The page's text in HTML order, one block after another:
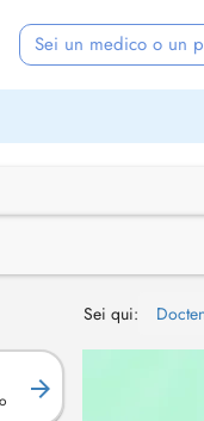
Sei un medico o un
Sei qui: